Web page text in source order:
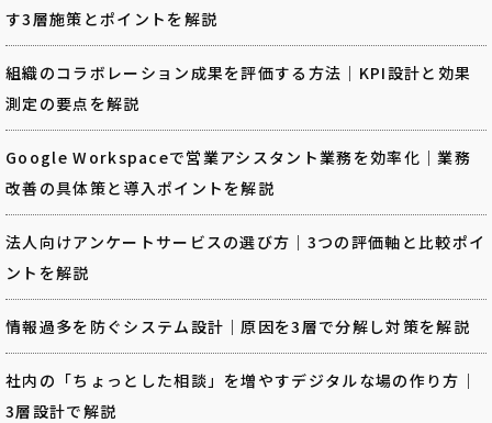
す3層施策とポイントを解説
組織のコラボレーション成果を評価する方法｜KPI設計と効果
測定の要点を解説
Google Workspaceで営業アシスタント業務を効率化｜業務
改善の具体策と導入ポイントを解説
法人向けアンケートサービスの選び方｜3つの評価軸と比較ポイ
ントを解説
情報過多を防ぐシステム設計｜原因を3層で分解し対策を解説
社内の「ちょっとした相談」を増やすデジタルな場の作り方｜
3層設計で解説